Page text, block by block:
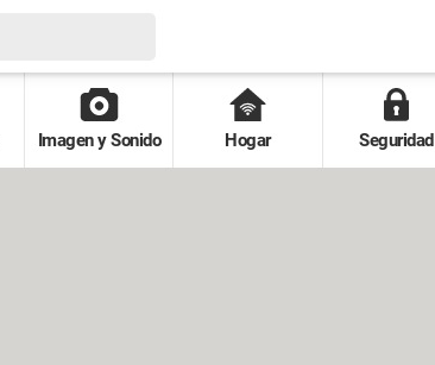
Imagen y Sonido Hogar Seguridad